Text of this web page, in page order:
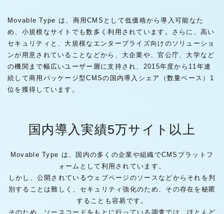
Movable Type は、商用CMSとして低価格から導入可能なた
め、小規模なサイトでも数多く利用されています。さらに、高い
セキュリティと、大規模なエンタープライズ向けのソリューショ
ンが用意されていることなどから、大企業や、官公庁、大学など
の機関まで幅広いユーザー層に支持され、2015年度から11年連
続して商用パッケージ型CMSの国内導入シェア（数量ベース）1
位を獲得しています。
国内導入実績5万サイト以上
Movable Type は、国内の多くの企業や組織でCMSプラットフ
ォームとして利用されています。
しかし、公開されているウェブページのソースなどからそれを判
別することは難しく、セキュリティ強化のため、その存在を秘匿
することも容易です。
そのため、ソースコードをもとに行っている調査では、ほとんど